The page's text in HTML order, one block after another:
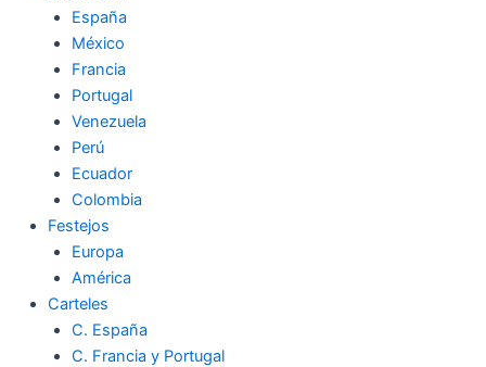
España
México
Francia
Portugal
Venezuela
Perú
Ecuador
Colombia
Festejos
Europa
América
Carteles
C. España
C. Francia y Portugal